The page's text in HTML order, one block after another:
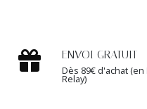
ENVOI GRATUIT
Dès 89€ d'achat
Relay)